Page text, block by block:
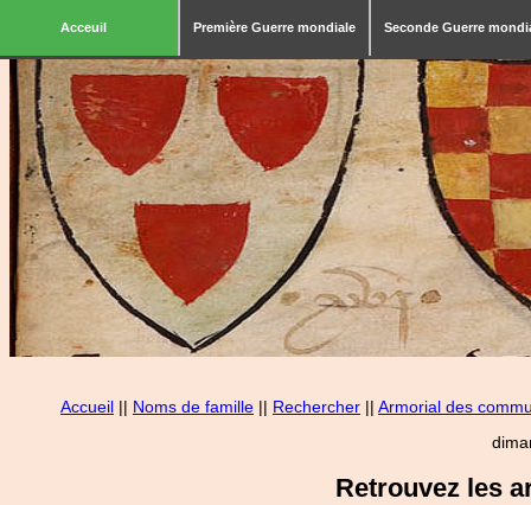
Acceuil Première Guerre mondiale Seconde Guerre
Accueil || Noms de famille || Rechercher || Armorial des
Retrouvez les